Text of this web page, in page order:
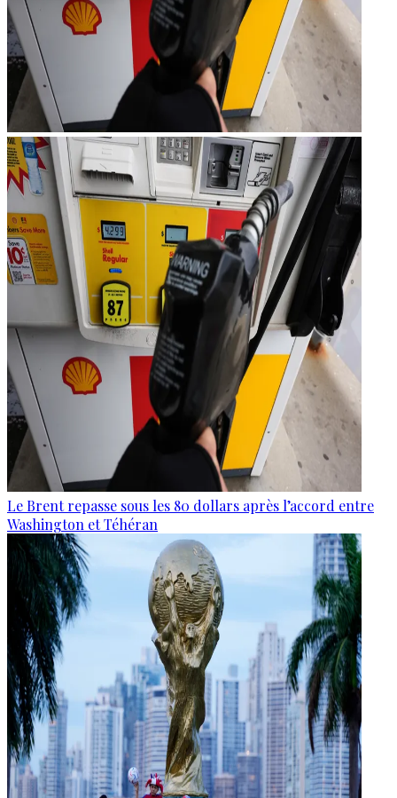
Le Brent repasse sous les 80 dollars après l’accord entre
Washington et Téhéran